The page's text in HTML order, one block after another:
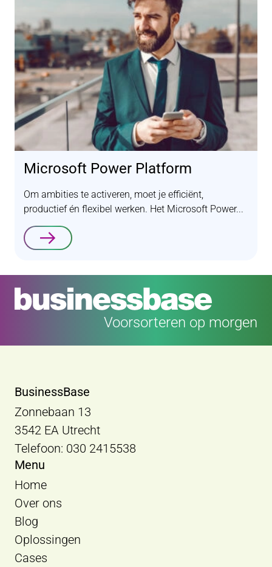
Microsoft Power Platform
Om ambities te activeren, moet je efficiënt,
productief én flexibel werken. Het Microsoft Power...
Lees verder
Voorsorteren op morgen
BusinessBase
Zonnebaan 13
3542 EA Utrecht
Telefoon: 030 2415538
Menu
Home
Over ons
Blog
Oplossingen
Cases